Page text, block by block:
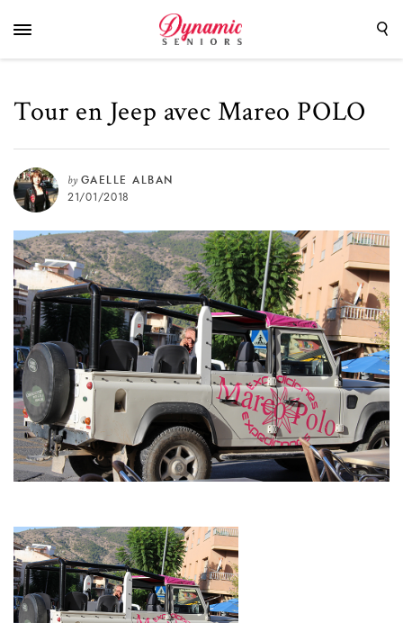
Tour en Jeep avec Mareo POLO
by GAELLE ALBAN
21/01/2018